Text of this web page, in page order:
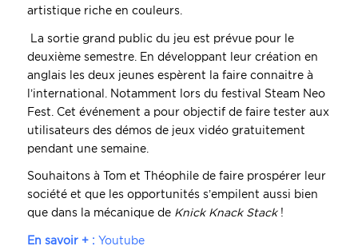
artistique riche en couleurs.
La sortie grand public du jeu est prévue pour le
deuxième semestre. En développant leur création en
anglais les deux jeunes espèrent la faire connaitre à
l’international. Notamment lors du festival Steam Neo
Fest. Cet événement a pour objectif de faire tester aux
utilisateurs des démos de jeux vidéo gratuitement
pendant une semaine.
Souhaitons à Tom et Théophile de faire prospérer leur
société et que les opportunités s’empilent aussi bien
que dans la mécanique de Knick Knack Stack!
En savoir + : Youtube